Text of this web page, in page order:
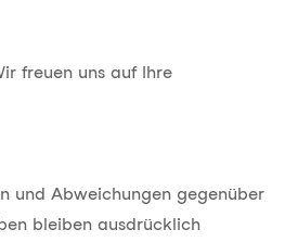
freuen uns auf Ihre
und Abweichungen gegenüber
bleiben ausdrücklich